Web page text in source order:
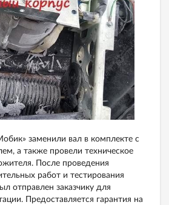
заменили вал в комплекте с
а также провели техническое
После проведения
работ и тестирования
отправлен заказчику для
Предоставляется гарантия на